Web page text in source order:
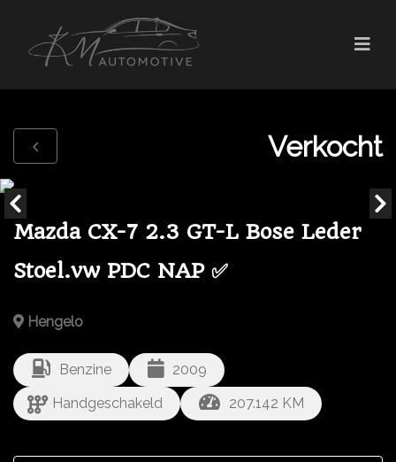
Verkocht
Mazda CX-7 2.3 GT-L Bose Leder
Stoel.vw PDC NAP ✅
Hengelo
Benzine
2009
Handgeschakeld
207.142 KM